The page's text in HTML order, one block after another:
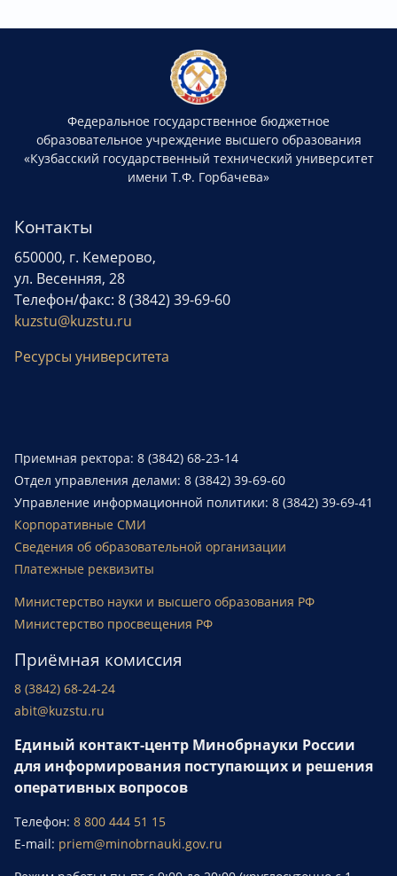
Федеральное государственное бюджетное
образовательное учреждение высшего образования
«Кузбасский государственный технический университет
имени Т.Ф. Горбачева»
Контакты
650000, г. Кемерово,
ул. Весенняя, 28
Телефон/факс: 8 (3842) 39-69-60
kuzstu@kuzstu.ru
Ресурсы университета
Приемная ректора: 8 (3842) 68-23-14
Отдел управления делами: 8 (3842) 39-69-60
Управление информационной политики: 8 (3842) 39-69-41
Корпоративные СМИ
Сведения об образовательной организации
Платежные реквизиты
Министерство науки и высшего образования РФ
Министерство просвещения РФ
Приёмная комиссия
8 (3842) 68-24-24
abit@kuzstu.ru
Единый контакт-центр Минобрнауки России
для информирования поступающих и решения
оперативных вопросов
Телефон: 8 800 444 51 15
E-mail: priem@minobrnauki.gov.ru